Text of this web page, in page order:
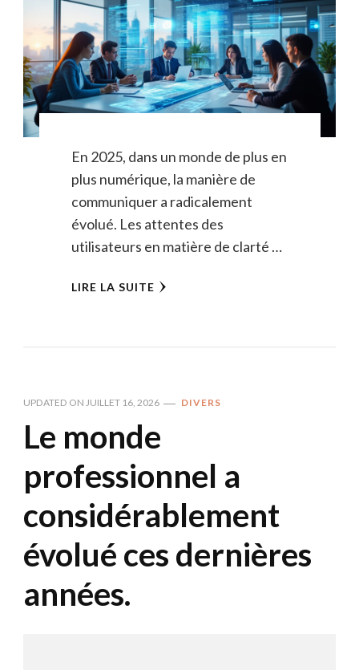
En 2025, dans un monde de plus en
plus numérique, la manière de
communiquer a radicalement
évolué. Les attentes des
utilisateurs en matière de clarté …
LIRE LA SUITE
UPDATED ON JUILLET 16, 2026 DIVERS
Le monde
professionnel a
considérablement
évolué ces dernières
années.